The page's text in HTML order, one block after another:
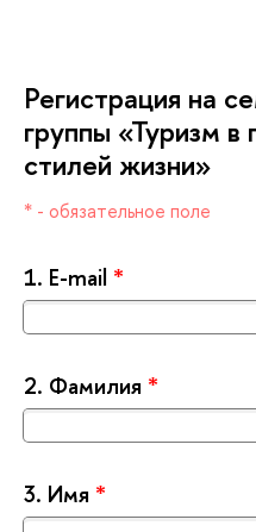
Регистрация на
руппы «Туризм в
стилей жизни»
* - обязательное поле
1. Е-mail *
2. Фамилия *
3. Имя *